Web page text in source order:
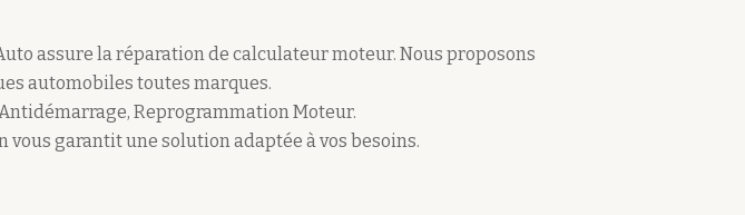
assure la réparation de calculateur moteur. Nous proposons
automobiles toutes marques.
Reprogrammation Moteur.
garantit une solution adaptée à vos besoins.